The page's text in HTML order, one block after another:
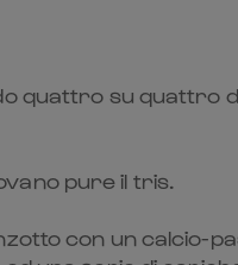
quattro su quattro
pure il tris.
con un calcio-